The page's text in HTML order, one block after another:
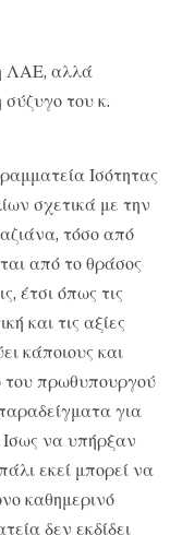
ΛΑΕ, αλλά
του κ.
Ισότητας
σχετικά με την
τόσο από
από το θράσος
έτσι όπως τις
και τις αξίες
κάποιους και
του πρωθυπουργού
για
να υπήρξαν
εκεί μπορεί να
καθημερινό
δεν εκδίδει